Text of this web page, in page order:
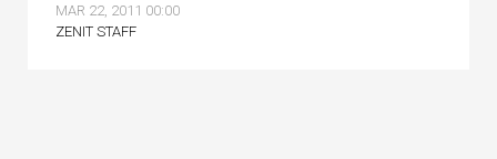
MAR 22, 2011 00:00
ZENIT STAFF